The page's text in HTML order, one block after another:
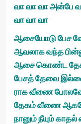
வா வா வா அன்பே
வா வா வா
ஆசையோடு பேச
ஆவலாக வந்த
ஆசை கொண்ட
பேசத் தேவை
ராக வீணை
தேகம் வீணை
நானும் நீயும் காதல்